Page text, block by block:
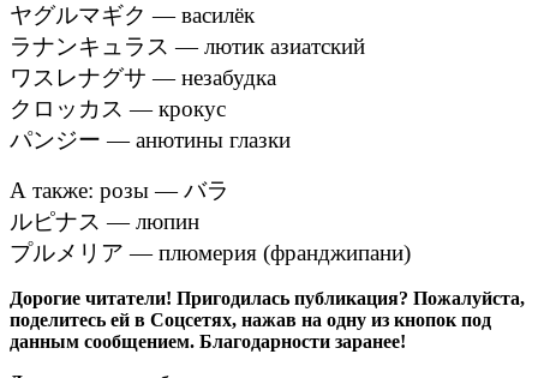
ヤグルマギク — василёк
ラナンキュラス — лютик азиатский
ワスレナグサ — незабудка
クロッカス — крокус
パンジー — анютины глазки
А также: розы — バラ
ルピナス — люпин
プルメリア — плюмерия (франджипани)
Дорогие читатели! Пригодилась публикация? Пожалуйста,
поделитесь ей в Соцсетях, нажав на одну из кнопок под
данным сообщением. Благодарности заранее!